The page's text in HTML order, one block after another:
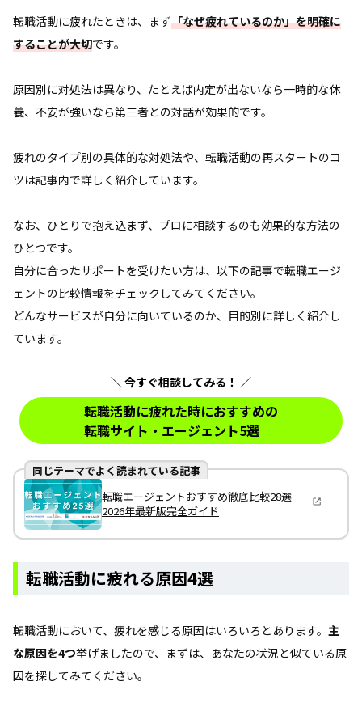
転職活動に疲れたときは、まず「なぜ疲れているのか」を明確に
することが大切です。
原因別に対処法は異なり、たとえば内定が出ないなら一時的な休
養、不安が強いなら第三者との対話が効果的です。
疲れのタイプ別の具体的な対処法や、転職活動の再スタートのコ
ツは記事内で詳しく紹介しています。
なお、ひとりで抱え込まず、プロに相談するのも効果的な方法の
ひとつです。
自分に合ったサポートを受けたい方は、以下の記事で転職エージ
ェントの比較情報をチェックしてみてください。
どんなサービスが自分に向いているのか、目的別に詳しく紹介し
ています。
＼ 今すぐ相談してみる！ ／
転職活動に疲れた時におすすめの
転職サイト・エージェント5選
同じテーマでよく読まれている記事
転職エージェントおすすめ徹底比較28選｜
2026年最新版完全ガイド
転職活動に疲れる原因4選
転職活動において、疲れを感じる原因はいろいろとあります。 主
な原因を4つ挙げましたので、まずは、あなたの状況と似ている原
因を探してみてください。